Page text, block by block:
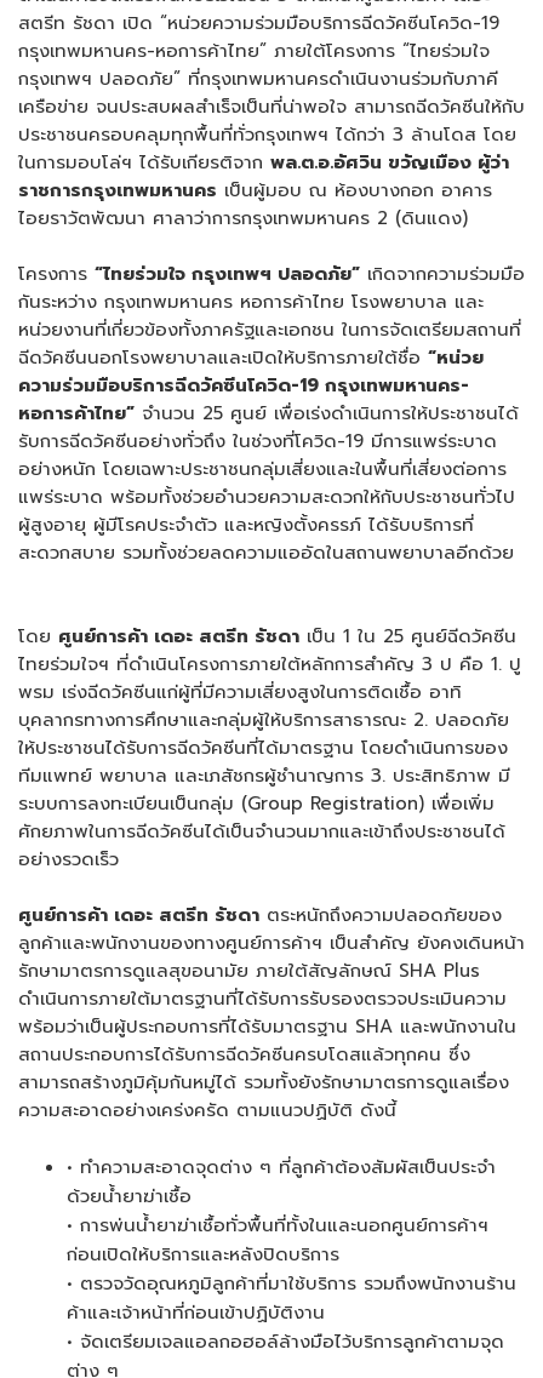
สตรีท รัชดา เปิด “หน่วยความร่วมมือบริการฉีดวัคซีนโควิด-19
กรุงเทพมหานคร-หอการค้าไทย” ภายใต้โครงการ “ไทยร่วมใจ
กรุงเทพฯ ปลอดภัย” ที่กรุงเทพมหานครดำเนินงานร่วมกับภาคี
เครือข่าย จนประสบผลสำเร็จเป็นที่น่าพอใจ สามารถฉีดวัคซีนให้กับ
ประชาชนครอบคลุมทุกพื้นที่ทั่วกรุงเทพฯ ได้กว่า 3 ล้านโดส โดย
ในการมอบโล่ฯ ได้รับเกียรติจาก พล.ต.อ.อัศวิน ขวัญเมือง ผู้ว่า
ราชการกรุงเทพมหานคร เป็นผู้มอบ ณ ห้องบางกอก อาคาร
ไอยราวัตพัฒนา ศาลาว่าการกรุงเทพมหานคร 2 (ดินแดง)
โครงการ “ไทยร่วมใจ กรุงเทพฯ ปลอดภัย” เกิดจากความร่วมมือ
กันระหว่าง กรุงเทพมหานคร หอการค้าไทย โรงพยาบาล และ
หน่วยงานที่เกี่ยวข้องทั้งภาครัฐและเอกชน ในการจัดเตรียมสถานที่
ฉีดวัคซีนนอกโรงพยาบาลและเปิดให้บริการภายใต้ชื่อ “หน่วย
ความร่วมมือบริการฉีดวัคซีนโควิด-19 กรุงเทพมหานคร-
หอการค้าไทย” จำนวน 25 ศูนย์ เพื่อเร่งดำเนินการให้ประชาชนได้
รับการฉีดวัคซีนอย่างทั่วถึง ในช่วงที่โควิด-19 มีการแพร่ระบาด
อย่างหนัก โดยเฉพาะประชาชนกลุ่มเสี่ยงและในพื้นที่เสี่ยงต่อการ
แพร่ระบาด พร้อมทั้งช่วยอำนวยความสะดวกให้กับประชาชนทั่วไป
ผู้สูงอายุ ผู้มีโรคประจำตัว และหญิงตั้งครรภ์ ได้รับบริการที่
สะดวกสบาย รวมทั้งช่วยลดความแออัดในสถานพยาบาลอีกด้วย
โดย ศูนย์การค้า เดอะ สตรีท รัชดา เป็น 1 ใน 25 ศูนย์ฉีดวัคซีน
ไทยร่วมใจฯ ที่ดำเนินโครงการภายใต้หลักการสำคัญ 3 ป คือ 1. ปู
พรม เร่งฉีดวัคซีนแก่ผู้ที่มีความเสี่ยงสูงในการติดเชื้อ อาทิ
บุคลากรทางการศึกษาและกลุ่มผู้ให้บริการสาธารณะ 2. ปลอดภัย
ให้ประชาชนได้รับการฉีดวัคซีนที่ได้มาตรฐาน โดยดำเนินการของ
ทีมแพทย์ พยาบาล และเภสัชกรผู้ชำนาญการ 3. ประสิทธิภาพ มี
ระบบการลงทะเบียนเป็นกลุ่ม (Group Registration) เพื่อเพิ่ม
ศักยภาพในการฉีดวัคซีนได้เป็นจำนวนมากและเข้าถึงประชาชนได้
อย่างรวดเร็ว
ศูนย์การค้า เดอะ สตรีท รัชดา ตระหนักถึงความปลอดภัยของ
ลูกค้าและพนักงานของทางศูนย์การค้าฯ เป็นสำคัญ ยังคงเดินหน้า
รักษามาตรการดูแลสุขอนามัย ภายใต้สัญลักษณ์ SHA Plus
ดำเนินการภายใต้มาตรฐานที่ได้รับการรับรองตรวจประเมินความ
พร้อมว่าเป็นผู้ประกอบการที่ได้รับมาตรฐาน SHA และพนักงานใน
สถานประกอบการได้รับการฉีดวัคซีนครบโดสแล้วทุกคน ซึ่ง
สามารถสร้างภูมิคุ้มกันหมู่ได้ รวมทั้งยังรักษามาตรการดูแลเรื่อง
ความสะอาดอย่างเคร่งครัด ตามแนวปฏิบัติ ดังนี้
• ทำความสะอาดจุดต่าง ๆ ที่ลูกค้าต้องสัมผัสเป็นประจำ
ด้วยน้ำยาฆ่าเชื้อ
• การพ่นน้ำยาฆ่าเชื้อทั่วพื้นที่ทั้งในและนอกศูนย์การค้าฯ
ก่อนเปิดให้บริการและหลังปิดบริการ
• ตรวจวัดอุณหภูมิลูกค้าที่มาใช้บริการ รวมถึงพนักงานร้าน
ค้าและเจ้าหน้าที่ก่อนเข้าปฏิบัติงาน
• จัดเตรียมเจลแอลกอฮอล์ล้างมือไว้บริการลูกค้าตามจุด
ต่าง ๆ